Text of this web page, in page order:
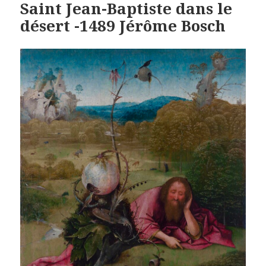
Saint Jean-Baptiste dans le
désert -1489 Jérôme Bosch